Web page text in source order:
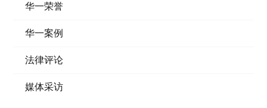
华一荣誉
华一案例
法律评论
媒体采访